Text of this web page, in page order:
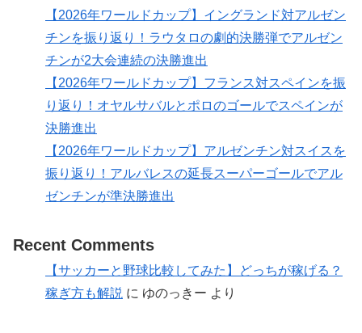
【2026年ワールドカップ】イングランド対アルゼン
チンを振り返り！ラウタロの劇的決勝弾でアルゼン
チンが2大会連続の決勝進出
【2026年ワールドカップ】フランス対スペインを振
り返り！オヤルサバルとポロのゴールでスペインが
決勝進出
【2026年ワールドカップ】アルゼンチン対スイスを
振り返り！アルバレスの延長スーパーゴールでアル
ゼンチンが準決勝進出
Recent Comments
【サッカーと野球比較してみた】どっちが稼げる？
稼ぎ方も解説 に ゆのっきー より